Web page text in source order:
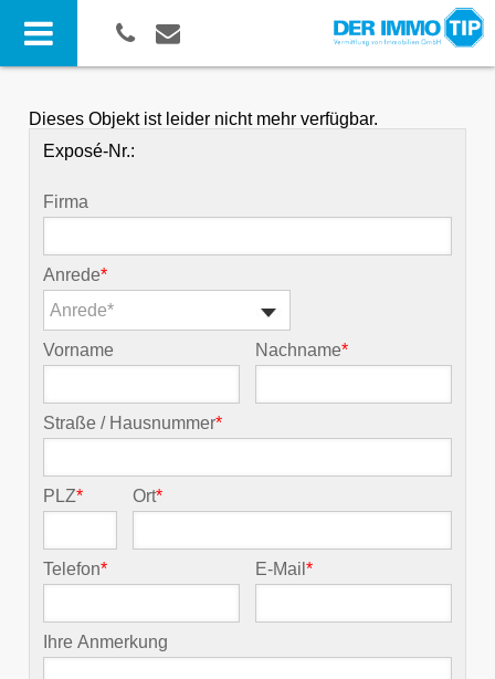
Dieses Objekt ist leider nicht mehr verfügbar.
Exposé-Nr.:
Firma
Anrede*
Anrede*
Vorname Nachname*
Straße / Hausnummer*
PLZ* Ort*
Telefon* E-Mail*
Ihre Anmerkung